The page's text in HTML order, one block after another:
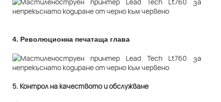
4. Революционна печатаща глава
5. Контрол на качеството и обслужване